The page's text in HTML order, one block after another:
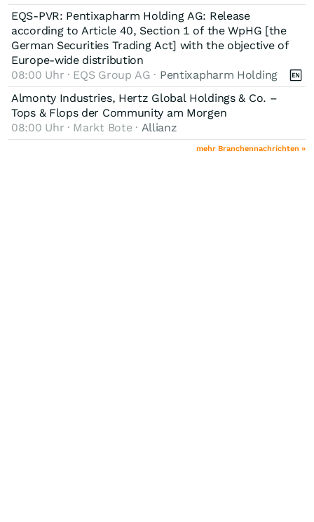
EQS-PVR: Pentixapharm Holding AG: Release
according to Article 40, Section 1 of the WpHG [the
German Securities Trading Act] with the objective of
Europe-wide distribution
08:00 Uhr · EQS Group AG · Pentixapharm Holding
Almonty Industries, Hertz Global Holdings & Co. –
Tops & Flops der Community am Morgen
08:00 Uhr · Markt Bote · Allianz
mehr Branchennachrichten »